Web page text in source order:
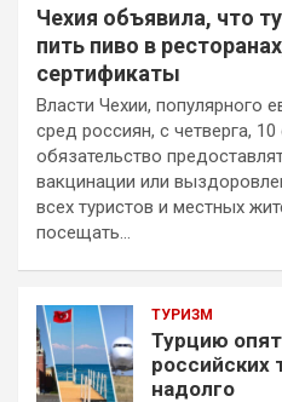
Чехия объявила, что
пить пиво в
сертификаты
Власти Чехии, популярного
сред россиян, с четверга,
обязательство
вакцинации или
всех туристов и местных
посещать…
ТУРИЗМ
Турцию
российских
надолго